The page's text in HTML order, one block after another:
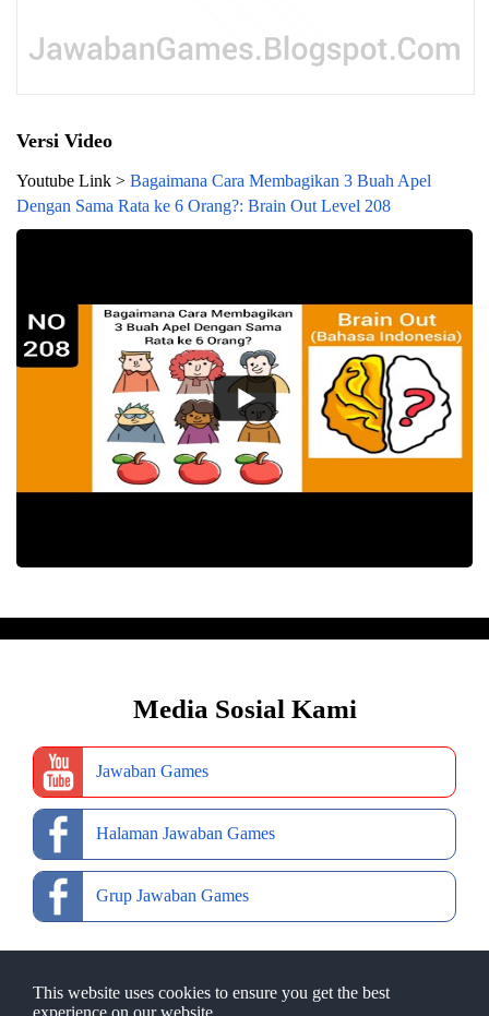
This website uses cookies to ensure you get the best
experience on our website.
Versi Video
Youtube Link > Bagaimana Cara Membagikan 3 Buah Apel
Dengan Sama Rata ke 6 Orang?: Brain Out Level 208
Media Sosial Kami
Jawaban Games
Halaman Jawaban Games
Grup Jawaban Games